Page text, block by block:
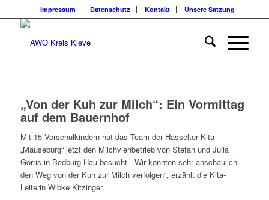
Impressum Datenschutz Kontakt Unsere Satzung
„Von der Kuh zur Milch“: Ein Vormittag
auf dem Bauernhof
Mit 15 Vorschulkindern hat das Team der Hasselter Kita
„Mäuseburg“ jetzt den Milchviehbetrieb von Stefan und Julia
Gorris in Bedburg-Hau besucht. „Wir konnten sehr anschaulich
den Weg von der Kuh zur Milch verfolgen“, erzählt die Kita-
Leiterin Wibke Kitzinger.